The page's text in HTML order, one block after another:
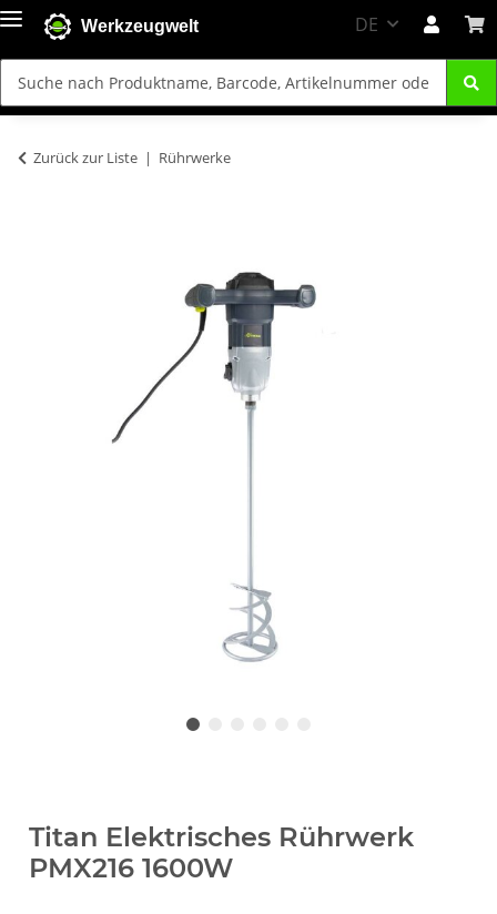
Werkzeugwelt DE
Zurück zur Liste Rührwerke
Titan Elektrisches Rührwerk
PMX216 1600W